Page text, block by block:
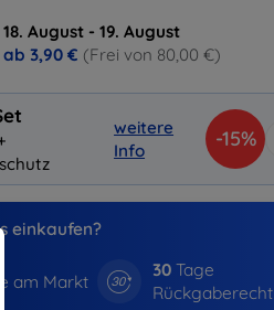
August - 19. August
3,90 € (Frei von 80,00 €)
weitere
Info
-15%
einkaufen?
am Markt
30Tage
Rückgaberecht